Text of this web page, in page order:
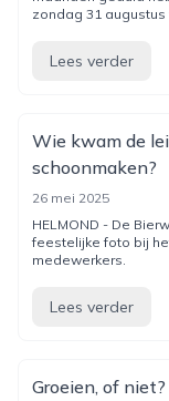
zondag 31
Lees verder
Wie kwam de
schoonmaken?
26 mei 2025
HELMOND - De
feestelijke foto bij
medewerkers.
Lees verder
Groeien, of